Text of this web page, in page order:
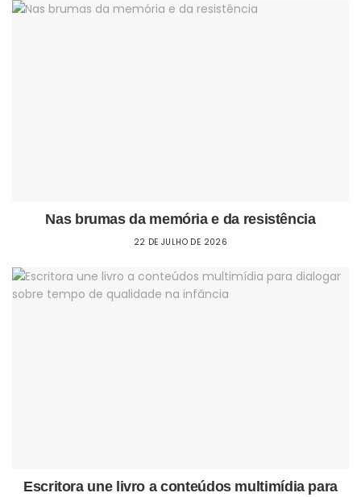
Nas brumas da memória e da resistência
22 DE JULHO DE 2026
Escritora une livro a conteúdos multimídia para